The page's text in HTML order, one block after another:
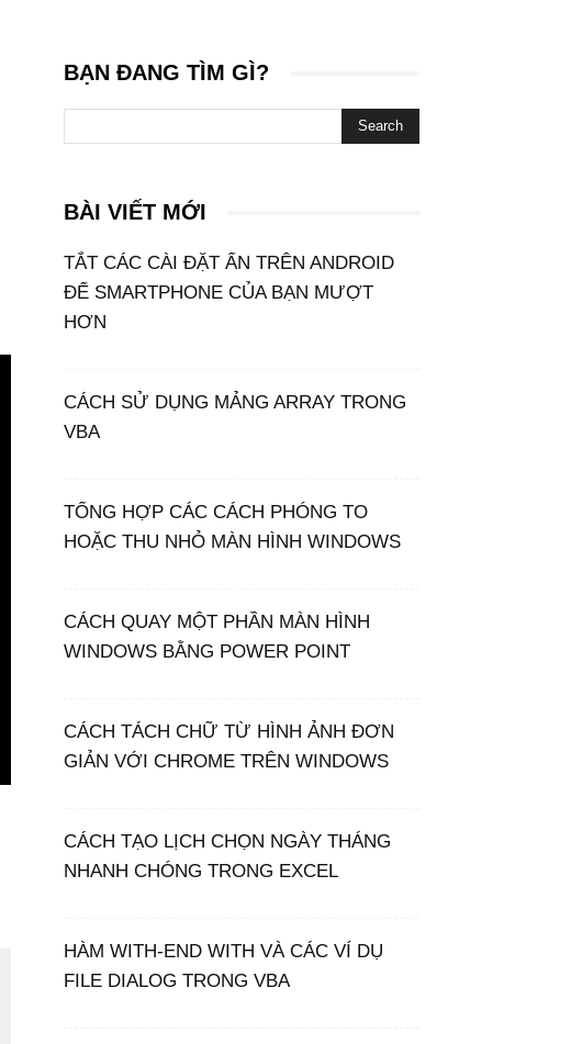
BẠN ĐANG TÌM GÌ?
BÀI VIẾT MỚI
TẮT CÁC CÀI ĐẶT ẨN TRÊN ANDROID
ĐỂ SMARTPHONE CỦA BẠN MƯỢT
HƠN
CÁCH SỬ DỤNG MẢNG ARRAY TRONG
VBA
TỔNG HỢP CÁC CÁCH PHÓNG TO
HOẶC THU NHỎ MÀN HÌNH WINDOWS
CÁCH QUAY MỘT PHẦN MÀN HÌNH
WINDOWS BẰNG POWER POINT
CÁCH TÁCH CHỮ TỪ HÌNH ẢNH ĐƠN
GIẢN VỚI CHROME TRÊN WINDOWS
CÁCH TẠO LỊCH CHỌN NGÀY THÁNG
NHANH CHÓNG TRONG EXCEL
HÀM WITH-END WITH VÀ CÁC VÍ DỤ
FILE DIALOG TRONG VBA